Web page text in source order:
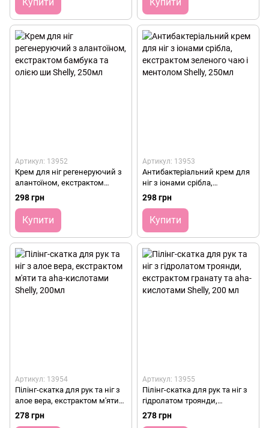
Артикул: 13952
Крем для ніг регенеруючий з
алантоїном, екстрактом
бамбука та олією ши Shelly,
250мл
298 грн
Купити
Артикул: 13953
Антибактеріальний крем для
ніг з іонами срібла,
екстрактом зеленого чаю і
ментолом Shelly, 250мл
298 грн
Купити
Артикул: 13954
Пілінг-скатка для рук та ніг з
алое вера, екстрактом м'яти
та aha-кислотами Shelly,
200мл
278 грн
Артикул: 13955
Пілінг-скатка для рук та ніг з
гідролатом троянди,
екстрактом гранату та aha-
кислотами Shelly, 200 мл
278 грн